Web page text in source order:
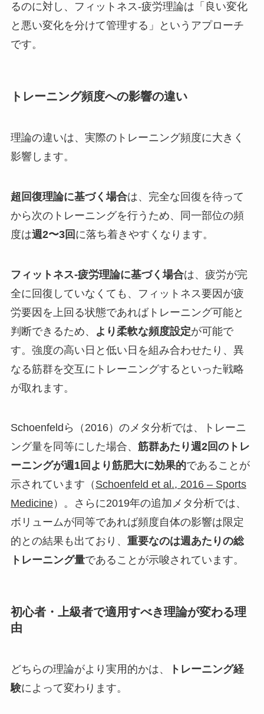
るのに対し、フィットネス-疲労理論は「良い変化
と悪い変化を分けて管理する」というアプローチ
です。
トレーニング頻度への影響の違い
理論の違いは、実際のトレーニング頻度に大きく
影響します。
超回復理論に基づく場合は、完全な回復を待って
から次のトレーニングを行うため、同一部位の頻
度は週2〜3回 に落ち着きやすくなります。
フィットネス-疲労理論に基づく場合は、疲労が完
全に回復していなくても、フィットネス要因が疲
労要因を上回る状態であればトレーニング可能と
判断できるため、
より柔軟な頻度設定が可能で
す。強度の高い日と低い日を組み合わせたり、異
なる筋群を交互にトレーニングするといった戦略
が取れます。
Schoenfeldら（2016）のメタ分析では、トレーニ
ング量を同等にした場合、 筋群あたり週2回のトレ
ーニングが週1回より筋肥大に効果的であることが
示されています（ Schoenfeld et al., 2016 – Sports
Medicine）。さらに2019年の追加メタ分析では、
ボリュームが同等であれば頻度自体の影響は限定
的との結果も出ており、 重要なのは週あたりの総
トレーニング量であることが示唆されています。
初心者・上級者で適用すべき理論が変わる理
由
どちらの理論がより実用的かは、
トレーニング経
験によって変わります。